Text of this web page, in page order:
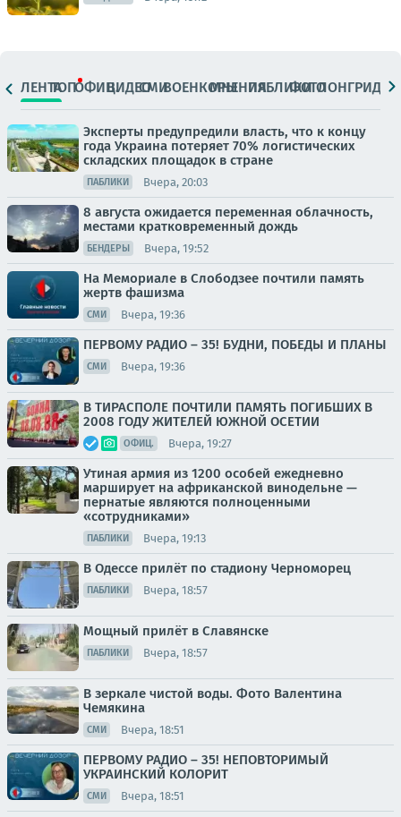
ЛЕНТАТОПОФИЦ.ВИДЕОСМИВОЕНКОРЫМНЕНИЯПАБЛИКИ
ФОТОЛОНГРИДЫ
Эксперты предупредили власть, что к концу
года Украина потеряет 70% логистических
складских площадок в стране
ПАБЛИКИ Вчера, 20:03
8 августа ожидается переменная облачность,
местами кратковременный дождь
БЕНДЕРЫ Вчера, 19:52
На Мемориале в Слободзее почтили память
жертв фашизма
СМИ Вчера, 19:36
ПЕРВОМУ РАДИО – 35! БУДНИ, ПОБЕДЫ И ПЛАНЫ
СМИ Вчера, 19:36
В ТИРАСПОЛЕ ПОЧТИЛИ ПАМЯТЬ ПОГИБШИХ В
2008 ГОДУ ЖИТЕЛЕЙ ЮЖНОЙ ОСЕТИИ
ОФИЦ. Вчера, 19:27
Утиная армия из 1200 особей ежедневно
марширует на африканской винодельне —
пернатые являются полноценными
«сотрудниками»
ПАБЛИКИ Вчера, 19:13
В Одессе прилёт по стадиону Черноморец
ПАБЛИКИ Вчера, 18:57
Мощный прилёт в Славянске
ПАБЛИКИ Вчера, 18:57
В зеркале чистой воды. Фото Валентина
Чемякина
СМИ Вчера, 18:51
ПЕРВОМУ РАДИО – 35! НЕПОВТОРИМЫЙ
УКРАИНСКИЙ КОЛОРИТ
СМИ Вчера, 18:51